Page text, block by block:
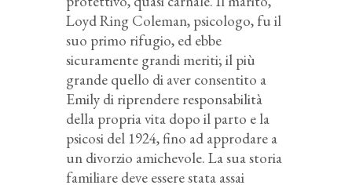
Loyd Ring Coleman, psicologo, fu il
suo primo rifugio, ed ebbe
sicuramente grandi meriti; il più
grande quello di aver consentito a
Emily di riprendere responsabilità
della propria vita dopo il parto e la
psicosi del 1924, fino ad approdare a
un divorzio amichevole. La sua storia
familiare deve essere stata assai